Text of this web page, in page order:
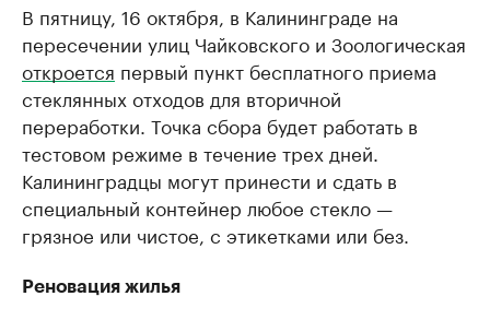
В пятницу, 16 октября, в Калининграде на
пересечении улиц Чайковского и Зоологическая
откроется первый пункт бесплатного приема
стеклянных отходов для вторичной
переработки. Точка сбора будет работать в
тестовом режиме в течение трех дней.
Калининградцы могут принести и сдать в
специальный контейнер любое стекло —
грязное или чистое, с этикетками или без.
Реновация жилья